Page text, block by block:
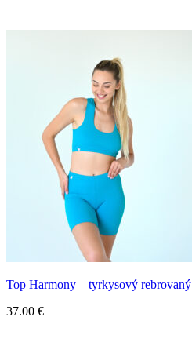
Top Harmony – tyrkysový rebrovaný
37.00 €